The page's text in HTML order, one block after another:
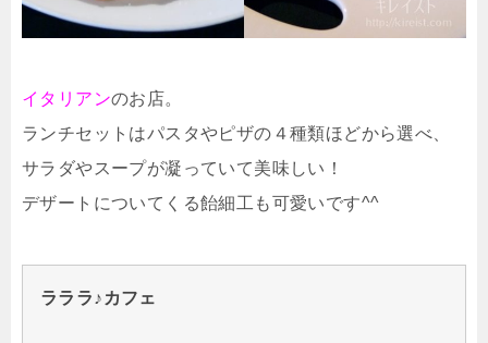
イタリアンのお店。
ランチセットはパスタやピザの４種類ほどから選べ、
サラダやスープが凝っていて美味しい！
デザートについてくる飴細工も可愛いです^^
ラララ♪カフェ